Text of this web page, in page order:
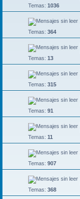
Temas: 1036
Temas: 364
Temas: 13
Temas: 315
Temas: 91
Temas: 11
Temas: 907
Temas: 368